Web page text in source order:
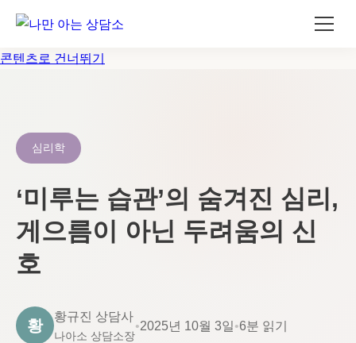
콘텐츠로 건너뛰기
심리학
‘미루는 습관’의 숨겨진 심리,
게으름이 아닌 두려움의 신
호
황
황규진 상담사
나아소 상담소장
•2025년 10월 3일•6분 읽기